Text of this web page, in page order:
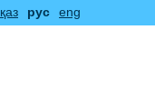
қаз рус eng